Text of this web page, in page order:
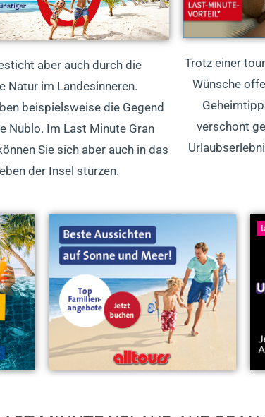
aber auch durch die
Natur im Landesinneren.
beispielsweise die Gegend
Nublo. Im Last Minute Gran
Sie sich aber auch in das
der Insel stürzen.
Trotz einer
Wünsche
verschont